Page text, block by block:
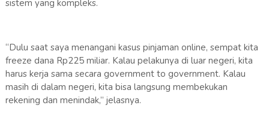
sistem yang kompleks.
“Dulu saat saya menangani kasus pinjaman online, sempat kita
freeze dana Rp225 miliar. Kalau pelakunya di luar negeri, kita
harus kerja sama secara government to government. Kalau
masih di dalam negeri, kita bisa langsung membekukan
rekening dan menindak,” jelasnya.